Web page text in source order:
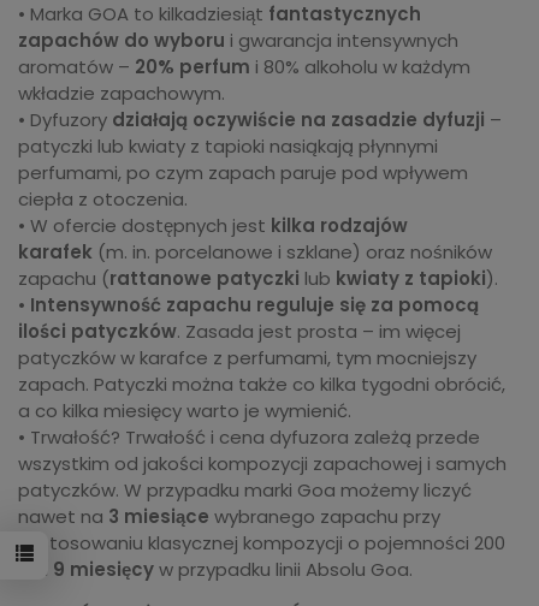
• Marka GOA to kilkadziesiąt fantastycznych
zapachów do wyboru i gwarancja intensywnych
aromatów – 20% perfum i 80% alkoholu w każdym
wkładzie zapachowym.
• Dyfuzory działają oczywiście na zasadzie dyfuzji –
patyczki lub kwiaty z tapioki nasiąkają płynnymi
perfumami, po czym zapach paruje pod wpływem
ciepła z otoczenia.
• W ofercie dostępnych jest kilka rodzajów
karafek (m. in. porcelanowe i szklane) oraz nośników
zapachu (rattanowe patyczki lub kwiaty z tapioki).
• Intensywność zapachu reguluje się za pomocą
ilości patyczków. Zasada jest prosta – im więcej
patyczków w karafce z perfumami, tym mocniejszy
zapach. Patyczki można także co kilka tygodni obrócić,
a co kilka miesięcy warto je wymienić.
• Trwałość? Trwałość i cena dyfuzora zależą przede
wszystkim od jakości kompozycji zapachowej i samych
patyczków. W przypadku marki Goa możemy liczyć
nawet na 3 miesiące wybranego zapachu przy
zastosowaniu klasycznej kompozycji o pojemności 200
ml i 9 miesięcyw przypadku linii Absolu Goa.